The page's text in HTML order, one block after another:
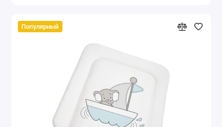
Популярный